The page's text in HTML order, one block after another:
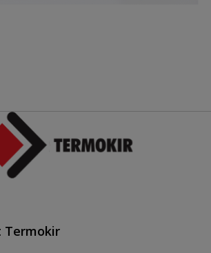
Termokir